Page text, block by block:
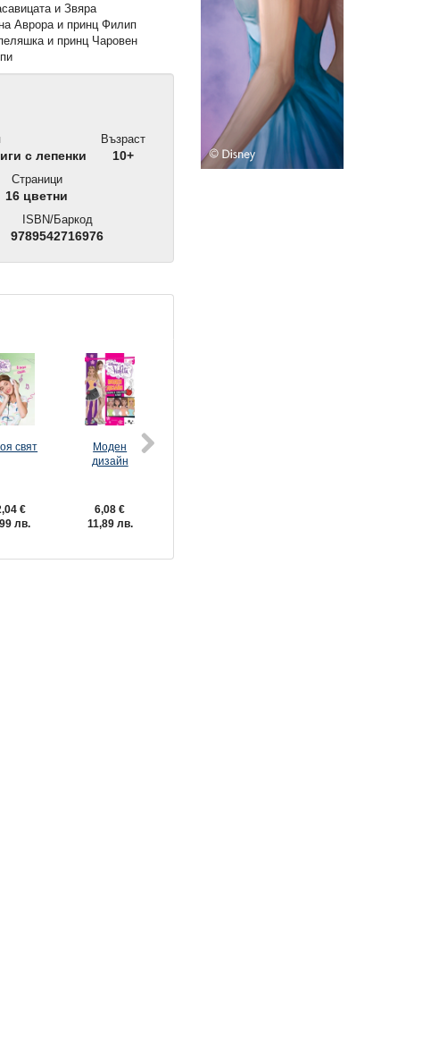
и Звяра
Аврора и принц Филип
и принц Чаровен
с лепенки
Възраст
10+
Страници
16 цветни
ISBN/Баркод
9789542716976
свят
€
лв.
Моден
дизайн
6,08 €
11,89 лв.